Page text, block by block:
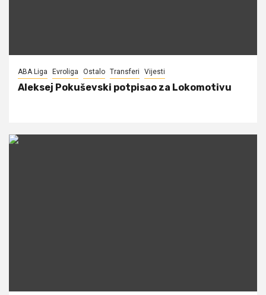
ABA Liga Evroliga Ostalo Transferi Vijesti
Aleksej Pokuševski potpisao za Lokomotivu